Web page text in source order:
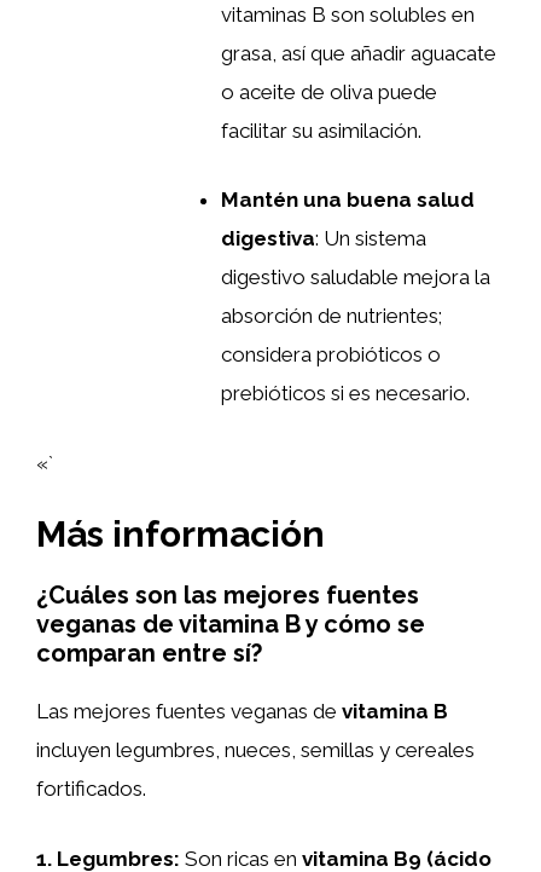
vitaminas B son solubles en
grasa, así que añadir aguacate
o aceite de oliva puede
facilitar su asimilación.
Mantén una buena salud
digestiva: Un sistema
digestivo saludable mejora la
absorción de nutrientes;
considera probióticos o
prebióticos si es necesario.
«`
Más información
¿Cuáles son las mejores fuentes
veganas de vitamina B y cómo se
comparan entre sí?
Las mejores fuentes veganas de vitamina B
incluyen legumbres, nueces, semillas y cereales
fortificados.
1. Legumbres: Son ricas en vitamina B9 (ácido